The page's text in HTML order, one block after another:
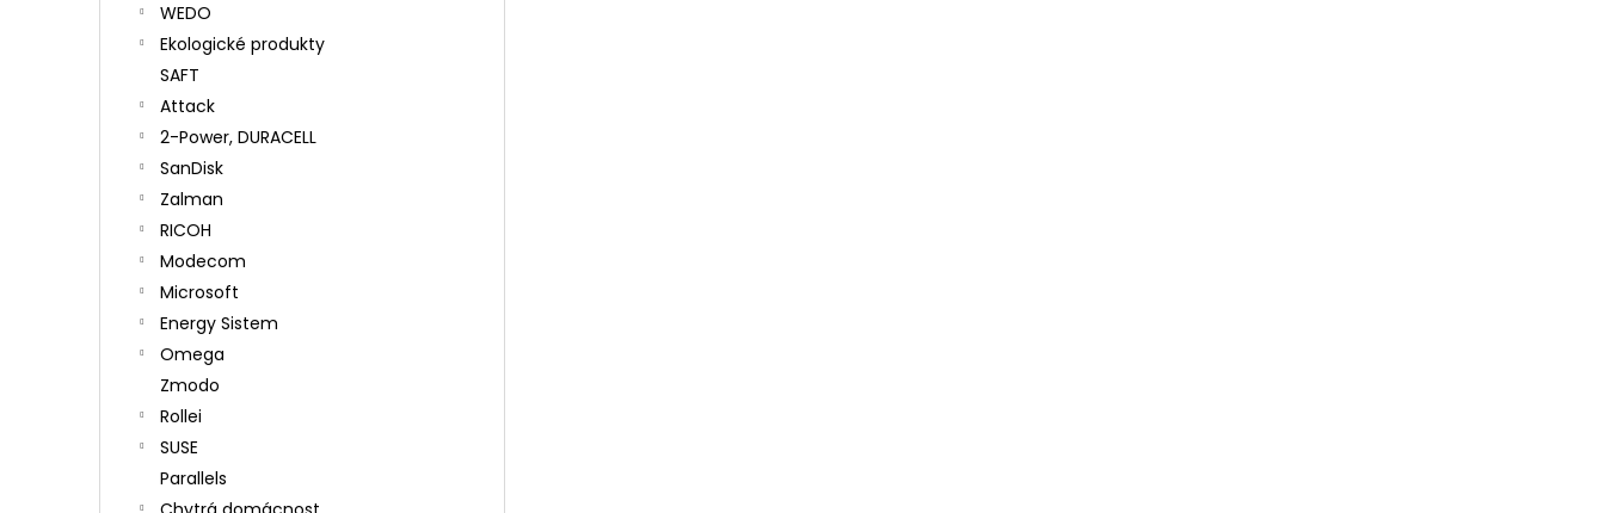
WEDO
Ekologické produkty
SAFT
Attack
2-Power, DURACELL
SanDisk
Zalman
RICOH
Modecom
Microsoft
Energy Sistem
Omega
Zmodo
Rollei
SUSE
Parallels